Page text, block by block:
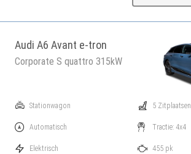
Audi A6 Avant e-tron
Corporate S quattro 315kW
Stationwagon
Automatisch
Elektrisch
5 Zitplaatsen
Tractie: 4x4
455 pk